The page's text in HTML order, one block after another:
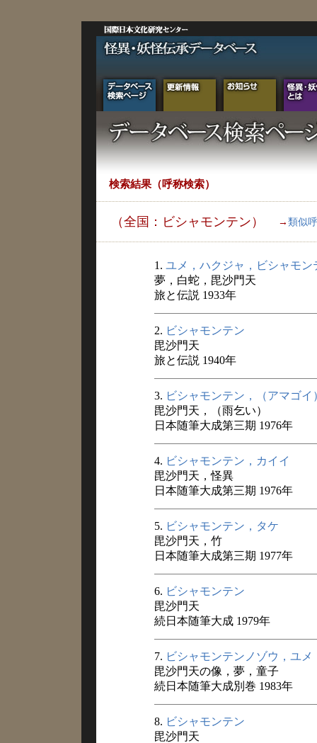
検索結果（呼称検索）
（全国：ビシャモンテン） → 類似
1. ユメ，ハクジャ，ビシャモン
夢，白蛇，毘沙門天
旅と伝説 1933年
2. ビシャモンテン
毘沙門天
旅と伝説 1940年
3. ビシャモンテン，（アマゴイ
毘沙門天，（雨乞い）
日本随筆大成第三期 1976年
4. ビシャモンテン，カイイ
毘沙門天，怪異
日本随筆大成第三期 1976年
5. ビシャモンテン，タケ
毘沙門天，竹
日本随筆大成第三期 1977年
6. ビシャモンテン
毘沙門天
続日本随筆大成 1979年
7. ビシャモンテンノゾウ，ユメ
毘沙門天の像，夢，童子
続日本随筆大成別巻 1983年
8. ビシャモンテン
毘沙門天